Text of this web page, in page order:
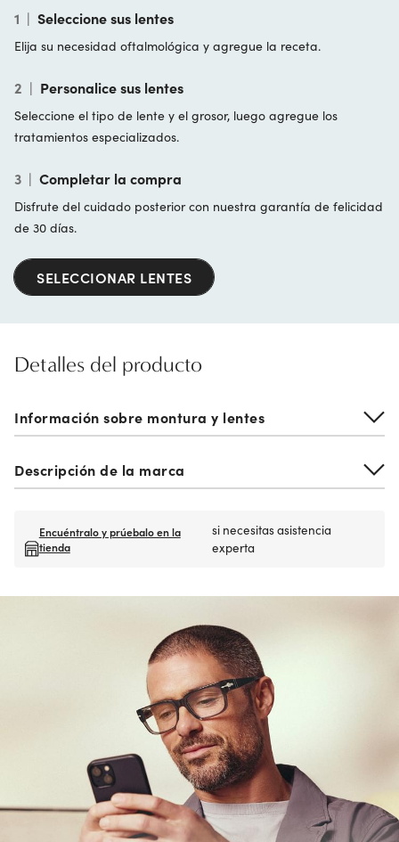
1 | Seleccione sus lentes
Elija su necesidad oftalmológica y agregue la receta.
2 | Personalice sus lentes
Seleccione el tipo de lente y el grosor, luego agregue los
tratamientos especializados.
3 | Completar la compra
Disfrute del cuidado posterior con nuestra garantía de felicidad
de 30 días.
SELECCIONAR LENTES
Detalles del producto
Información sobre montura y lentes
Descripción de la marca
Encuéntralo y prúebalo en la
tienda
si necesitas asistencia
experta